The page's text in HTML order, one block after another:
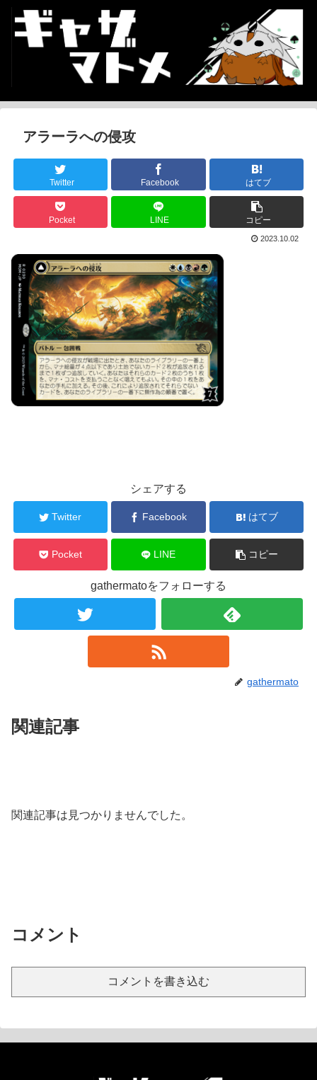
アラーラへの侵攻
Twitter Facebook はてブ
Pocket LINE コピー
2023.10.02
シェアする
Twitter Facebook はてブ
Pocket LINE コピー
gathermatoをフォローする
gathermato
関連記事
関連記事は見つかりませんでした。
コメント
コメントを書き込む